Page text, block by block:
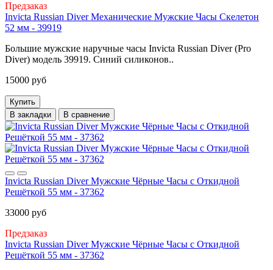
Предзаказ
Invicta Russian Diver Механические Мужские Часы Скелетон
52 мм - 39919
Большие мужские наручные часы Invicta Russian Diver (Pro
Diver) модель 39919. Синий силиконов..
15000 руб
Купить
В закладки
В сравнение
Invicta Russian Diver Мужские Чёрные Часы с Откидной
Решёткой 55 мм - 37362
33000 руб
Предзаказ
Invicta Russian Diver Мужские Чёрные Часы с Откидной
Решёткой 55 мм - 37362